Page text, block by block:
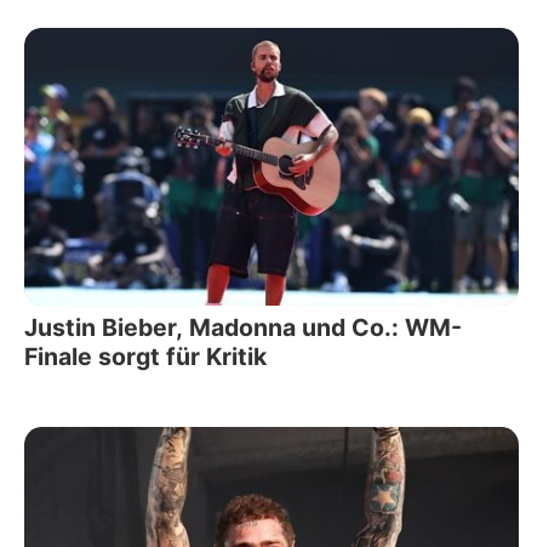
Justin Bieber, Madonna und Co.: WM-
Finale sorgt für Kritik